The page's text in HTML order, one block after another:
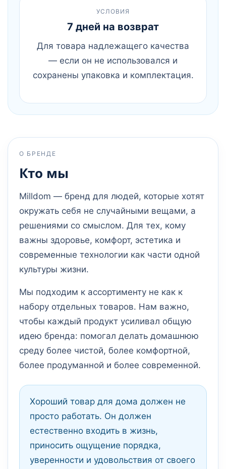
УСЛОВИЯ
7 дней на возврат
Для товара надлежащего качества
— если он не использовался и
сохранены упаковка и комплектация.
О БРЕНДЕ
Кто мы
Milldom — бренд для людей, которые хотят
окружать себя не случайными вещами, а
решениями со смыслом. Для тех, кому
важны здоровье, комфорт, эстетика и
современные технологии как части одной
культуры жизни.
Мы подходим к ассортименту не как к
набору отдельных товаров. Нам важно,
чтобы каждый продукт усиливал общую
идею бренда: помогал делать домашнюю
среду более чистой, более комфортной,
более продуманной и более современной.
Хороший товар для дома должен не
просто работать. Он должен
естественно входить в жизнь,
приносить ощущение порядка,
уверенности и удовольствия от своего